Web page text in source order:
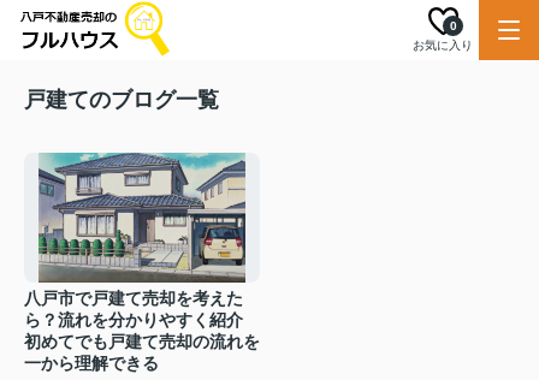
お気に入り
0
戸建てのブログ一覧
八戸市で戸建て売却を考えた
ら？流れを分かりやすく紹介
初めてでも戸建て売却の流れを
一から理解できる